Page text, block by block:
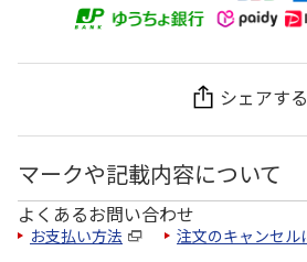
シェアする
マークや記載内容について
よくあるお問い合わせ
お支払い方法 注文のキャンセル